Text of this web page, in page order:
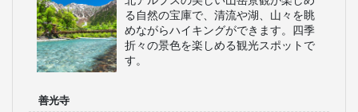
る自然の宝庫で、清流や湖、山々を眺
めながらハイキングができます。四季
折々の景色を楽しめる観光スポットで
す。
善光寺